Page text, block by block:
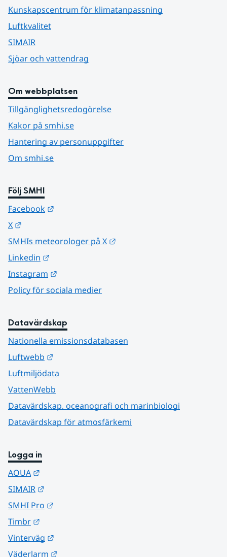
Kunskapscentrum för klimatanpassning
Luftkvalitet
SIMAIR
Sjöar och vattendrag
Om webbplatsen
Tillgänglighetsredogörelse
Kakor på smhi.se
Hantering av personuppgifter
Om smhi.se
Följ SMHI
Facebook
X
SMHIs meteorologer på X
Linkedin
Instagram
Policy för sociala medier
Datavärdskap
Nationella emissionsdatabasen
Luftwebb
Luftmiljödata
VattenWebb
Datavärdskap, oceanografi och marinbiologi
Datavärdskap för atmosfärkemi
Logga in
AQUA
SIMAIR
SMHI Pro
Timbr
Vinterväg
Väderlarm